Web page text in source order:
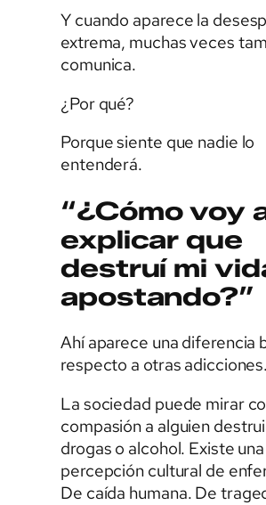
Y cuando aparece la
extrema, muchas veces
comunica.
¿Por qué?
Porque siente que nadie lo
entenderá.
“¿Cómo voy
explicar que
destruí mi
apostando?”
Ahí aparece una diferencia
respecto a otras adicciones.
La sociedad puede mirar
compasión a alguien
drogas o alcohol. Existe una
percepción cultural de
De caída humana. De